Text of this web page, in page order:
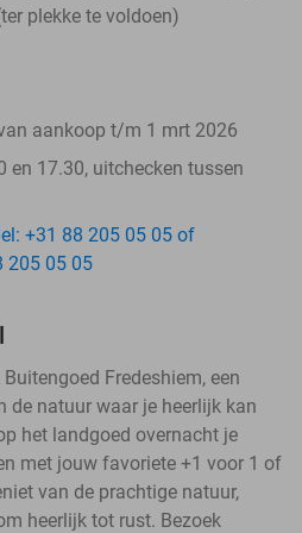
plekke te voldoen)
aankoop t/m 1 mrt 2026
en 17.30, uitchecken tussen
+31 88 205 05 05 of
205 05 05
Fredeshiem, een
de natuur waar je heerlijk kan
het landgoed overnacht je
met jouw favoriete +1 voor 1 of
van de prachtige natuur,
heerlijk tot rust. Bezoek